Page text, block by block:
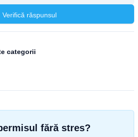
Verifică răspunsul
categorii
fără stres?